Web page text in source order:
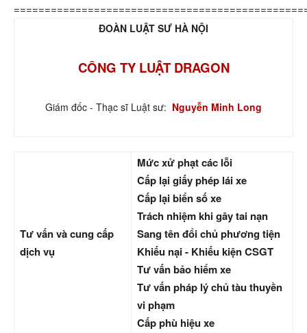
ĐOÀN LUẬT SƯ HÀ NỘI
CÔNG TY LUẬT DRAGON
Giám đốc - Thạc sĩ Luật sư: Nguyễn Minh Long
Tư vấn và cung cấp
dịch vụ
Mức xử phạt các lỗi
Cấp lại giấy phép lái xe
Cấp lại biển số xe
Trách nhiệm khi gây tai nạn
Sang tên đổi chủ phương tiện
Khiếu nại - Khiếu kiện CSGT
Tư vấn bảo hiểm xe
Tư vấn pháp lý chủ tàu thuyền
vi phạm
Cấp phù hiệu xe